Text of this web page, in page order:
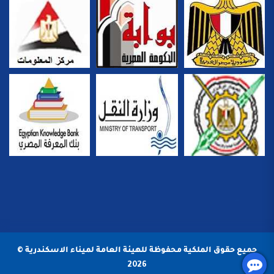
جميع حقوق الملكية محفوظة للهيئة العامة لميناء الاسكندرية ©
2026